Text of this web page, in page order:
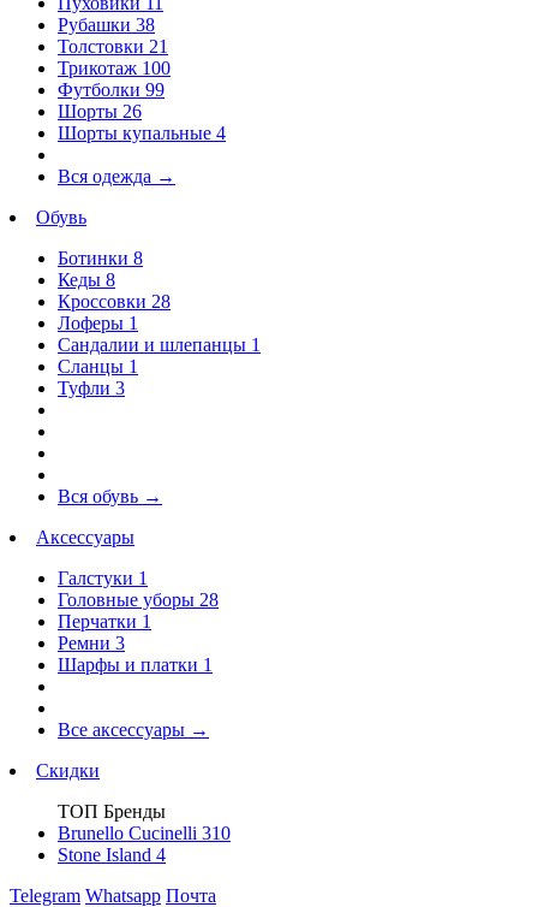
Рубашки 38
Толстовки 21
Трикотаж 100
Футболки 99
Шорты 26
Шорты купальные 4
Вся одежда →
Обувь
Ботинки 8
Кеды 8
Кроссовки 28
Лоферы 1
Сандалии и шлепанцы 1
Сланцы 1
Туфли 3
Вся обувь →
Аксессуары
Галстуки 1
Головные уборы 28
Перчатки 1
Ремни 3
Шарфы и платки 1
Все аксессуары →
Скидки
ТОП Бренды
Brunello Cucinelli 310
Stone Island 4
Telegram Whatsapp Почта